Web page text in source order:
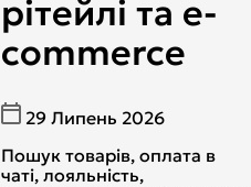
рітейлі та e-
commerce
29 Липень 2026
Пошук товарів, оплата в
чаті, лояльність,